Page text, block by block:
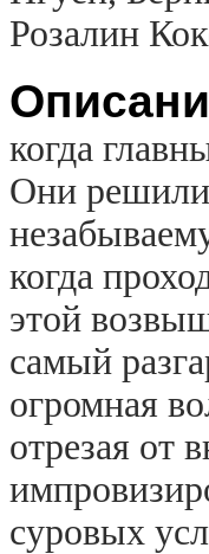
Розалин
когда
Они решили
когда
этой
самый
огромная
отрезая от
суровых